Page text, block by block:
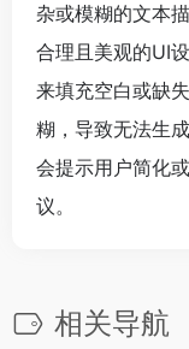
杂或模糊的文本
合理且美观的UI
来填充空白或缺
糊，导致无法生
会提示用户简化
议。
相关导航